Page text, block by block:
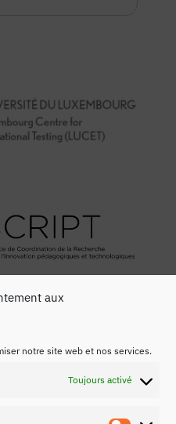
aux
notre site web et nos services.
Toujours activé